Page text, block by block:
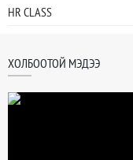
HR CLASS
ХОЛБООТОЙ МЭДЭЭ